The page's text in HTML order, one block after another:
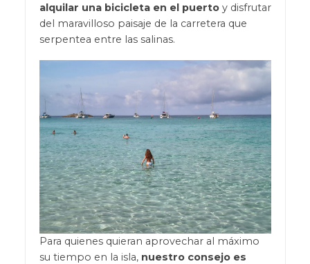
alquilar una bicicleta en el puertoy disfrutar
del maravilloso paisaje de la carretera que
serpentea entre las salinas.
Para quienes quieran aprovechar al máximo
su tiempo en la isla, nuestro consejo es